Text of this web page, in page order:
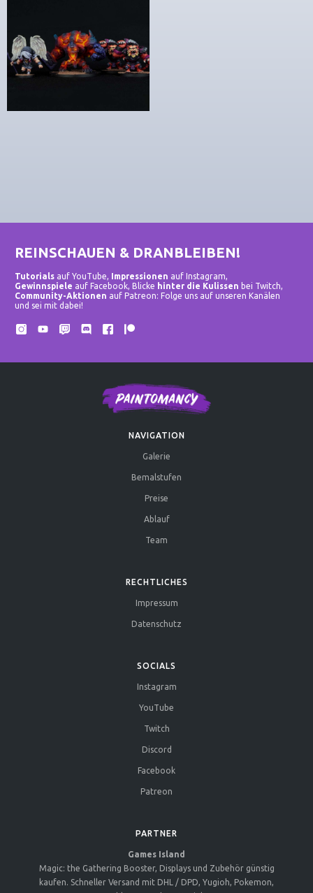
REINSCHAUEN & DRANBLEIBEN!
Tutorials auf YouTube, Impressionen auf Instagram,
Gewinnspiele auf Facebook, Blicke hinter die Kulissen bei Twitch,
Community-Aktionen auf Patreon: Folge uns auf unseren Kanälen
und sei mit dabei!
NAVIGATION
Galerie
Bemalstufen
Preise
Ablauf
Team
RECHTLICHES
Impressum
Datenschutz
SOCIALS
Instagram
YouTube
Twitch
Discord
Facebook
Patreon
PARTNER
Games Island
Magic: the Gathering Booster, Displays und Zubehör günstig
kaufen. Schneller Versand mit DHL / DPD, Yugioh, Pokemon,